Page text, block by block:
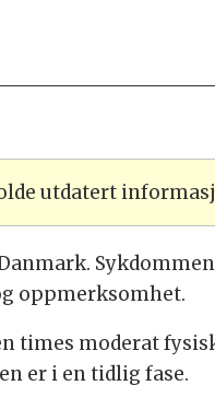
utdatert
oppmerksomhet.
times moderat
er i en tidlig fase.